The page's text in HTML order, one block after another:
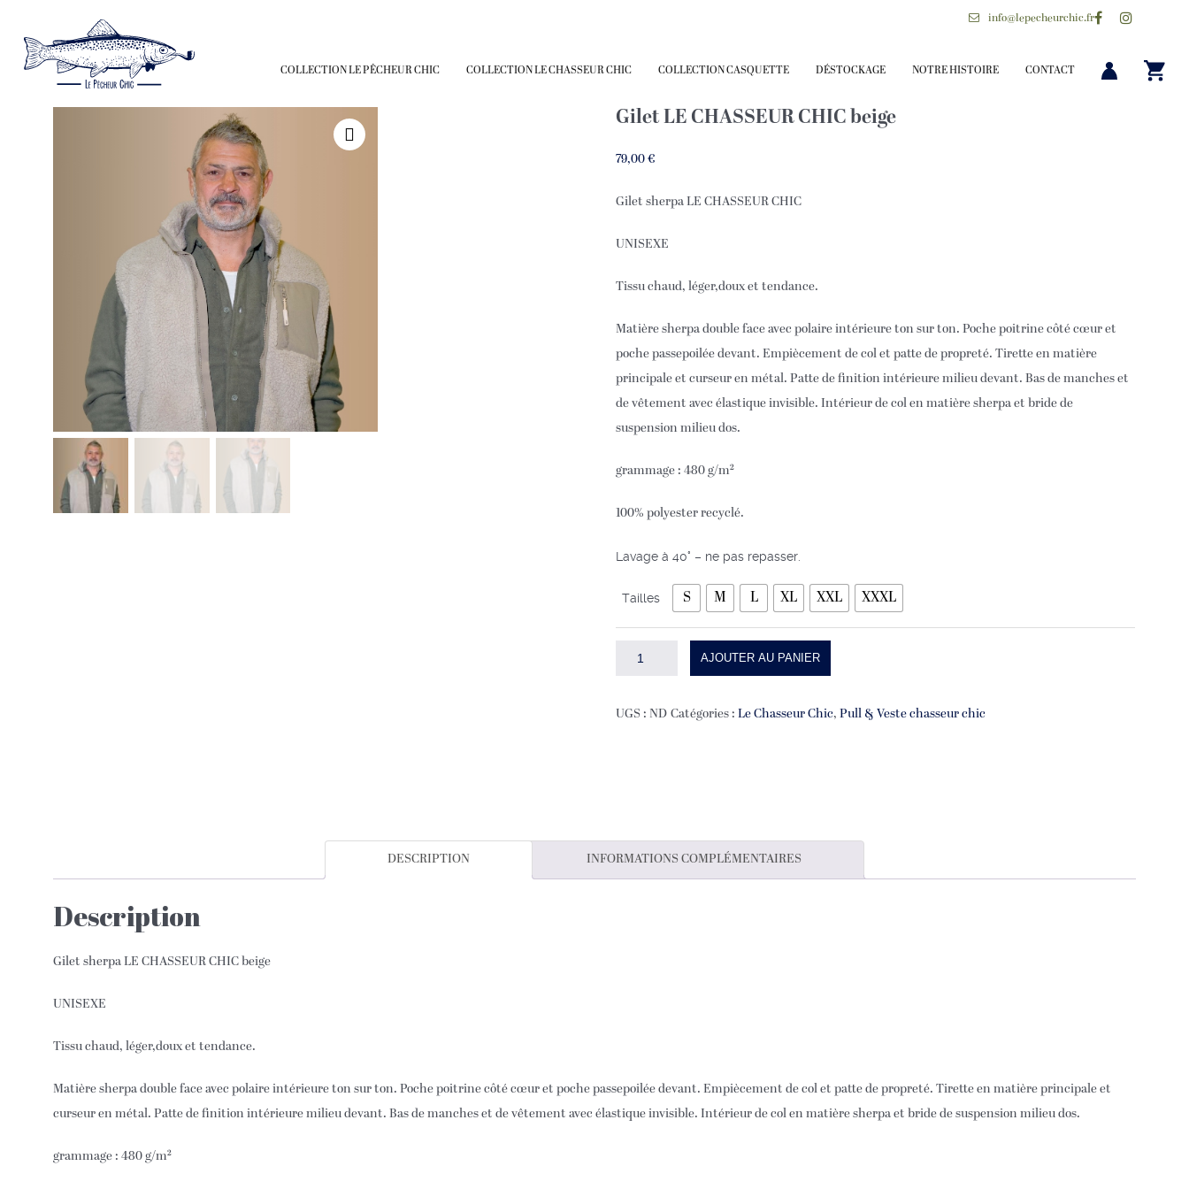
info@lepecheurchic.fr
COLLECTIONLE PÊCHEUR CHIC COLLECTIONLE CHASSEUR CHIC COLLECTIONCASQUETTE DÉSTOCKAGE NOTRE HISTOIRE CONTACT
Gilet LE CHASSEUR CHIC beige
79,00€
Gilet sherpa LE CHASSEUR CHIC
UNISEXE
Tissu chaud, léger,doux et tendance.
Matière sherpa double face avec polaire intérieure ton sur ton. Poche poitrine côté cœur et
poche passepoilée devant. Empiècement de col et patte de propreté. Tirette en matière
principale et curseur en métal. Patte de finition intérieure milieu devant. Bas de manches et
de vêtement avec élastique invisible. Intérieur de col en matière sherpa et bride de
suspension milieu dos.
grammage : 480 g/m²
100% polyester recyclé.
Lavage à 40° – ne pas repasser.
Tailles S M L XL XXL XXXL
quantité
AJOUTER AU PANIER
UGS :ND Catégories :Le Chasseur Chic,Pull & Veste chasseur chic
DESCRIPTION INFORMATIONS COMPLÉMENTAIRES
Description
Gilet sherpa LE CHASSEUR CHIC beige
UNISEXE
Tissu chaud, léger,doux et tendance.
Matière sherpa double face avec polaire intérieure ton sur ton. Poche poitrine côté cœur et poche passepoilée devant. Empiècement de col et patte de propreté. Tirette en matière principale et
curseur en métal. Patte de finition intérieure milieu devant. Bas de manches et de vêtement avec élastique invisible. Intérieur de col en matière sherpa et bride de suspension milieu dos.
grammage : 480 g/m²